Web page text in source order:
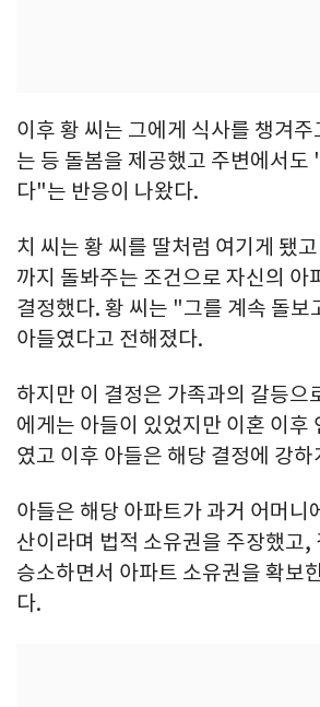
이후 황 씨는 그에게 식사를 챙겨
는 등 돌봄을 제공했고 주변에서도
다"는 반응이 나왔다.
치 씨는 황 씨를 딸처럼 여기게 됐
까지 돌봐주는 조건으로 자신의 아
결정했다. 황 씨는 "그를 계속 돌보
아들였다고 전해졌다.
하지만 이 결정은 가족과의 갈등으
에게는 아들이 있었지만 이혼 이후
였고 이후 아들은 해당 결정에 강
아들은 해당 아파트가 과거 어머니
산이라며 법적 소유권을 주장했고,
승소하면서 아파트 소유권을 확보
다.